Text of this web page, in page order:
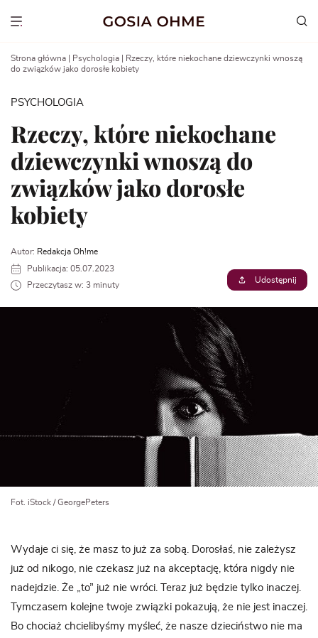
Show menu
Strona główna Psychologia
Rzeczy, które niekochane dziewczynki wnoszą
do związków jako dorosłe kobiety
PSYCHOLOGIA
Rzeczy, które niekochane
dziewczynki wnoszą do
związków jako dorosłe
kobiety
Autor: Redakcja Oh!me
Publikacja: 05.07.2023
Przeczytasz w: 3 minuty
Udostępnij
Fot. iStock / GeorgePeters
Wydaje ci się, że masz to już za sobą. Dorosłaś, nie zależysz
już od nikogo, nie czekasz już na akceptację, która nigdy nie
nadejdzie. Że „to” już nie wróci. Teraz już będzie tylko inaczej.
Tymczasem kolejne twoje związki pokazują, że nie jest inaczej.
Bo chociaż chcielibyśmy myśleć, że nasze dzieciństwo nie ma